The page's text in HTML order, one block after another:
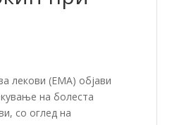
лекови (ЕМА) објави
на болеста
со оглед на